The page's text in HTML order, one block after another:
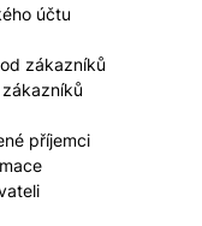
účtu
zákazníků
příjemci